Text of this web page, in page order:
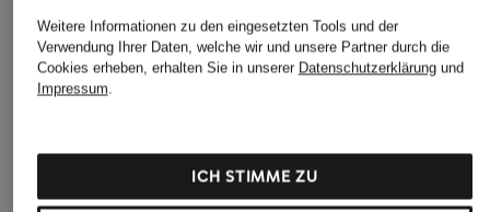
Weitere Informationen zu den eingesetzten Tools und der
Verwendung Ihrer Daten, welche wir und unsere Partner durch die
Cookies erheben, erhalten Sie in unserer Datenschutzerklärungund
Impressum.
ICH STIMME ZU